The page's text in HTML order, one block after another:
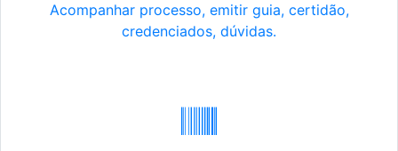
Acompanhar processo, emitir guia, certidão,
credenciados, dúvidas.